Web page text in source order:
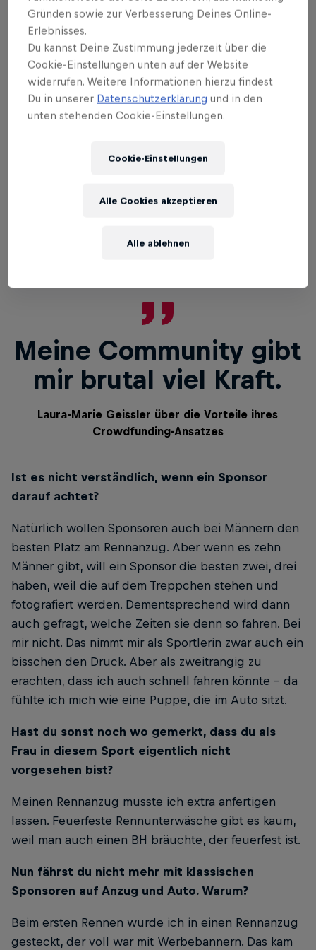
im Sport setzen?
Ja, denn ich bin eine Frau in einer Männerdomäne –
und es ging immer nur um meine Optik, kaum
darum, ob ich überhaupt etwas kann. Das hat bei
der Sponsorensuche angefangen: Es war zwar
Frau in dieser Branche bestand. Aber die
ging: Zu welchen Interviews kann man sie schicken,
herumnesteln, sodass der Sponsor so richtig
Meine Community gibt
mir brutal viel Kraft.
Laura-Marie Geissler über die Vorteile ihres
Crowdfunding-Ansatzes
Ist es nicht verständlich, wenn ein ­Sponsor
darauf achtet?
Natürlich wollen Sponsoren auch bei Männern den
besten Platz am Rennanzug. Aber wenn es zehn
Männer gibt, will ein Sponsor die besten zwei, drei
haben, weil die auf dem Treppchen stehen und
fotografiert werden. Dementsprechend wird dann
auch gefragt, welche Zeiten sie denn so fahren. Bei
mir nicht. Das nimmt mir als Sportlerin zwar auch ein
bisschen den Druck. Aber als zweitrangig zu
erachten, dass ich auch schnell fahren könnte – da
fühlte ich mich wie eine Puppe, die im Auto sitzt.
Hast du sonst noch wo gemerkt, dass du als
Frau in diesem Sport eigentlich nicht
vorgesehen bist?
Meinen Rennanzug musste ich extra anfertigen
lassen. Feuerfeste Rennunterwäsche gibt es kaum,
weil man auch einen BH bräuchte, der feuerfest ist.
Nun fährst du nicht mehr mit klassischen
Sponsoren auf Anzug und Auto. Warum?
Beim ersten Rennen wurde ich in einen Renn­anzug
gesteckt, der voll war mit Werbebannern. Das kam
Gründen sowie zur Verbesserung Deines Online-
Erlebnisses.
Du kannst Deine Zustimmung jederzeit über die
Cookie-Einstellungen unten auf der Website
widerrufen. Weitere Informationen hierzu findest
Du in unserer Datenschutzerklärung und in den
unten stehenden Cookie-Einstellungen.
Cookie-Einstellungen
Alle ablehnen
Alle Cookies akzeptieren